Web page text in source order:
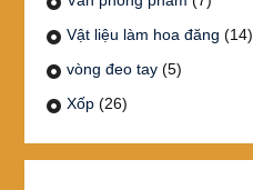
Vật liệu làm hoa đăng (14)
vòng đeo tay (5)
Xốp (26)